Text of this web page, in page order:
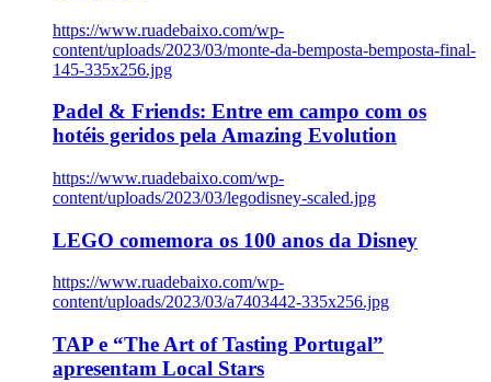
https://www.ruadebaixo.com/wp-
content/uploads/2023/03/monte-da-bemposta-bemposta-final-
145-335x256.jpg
Padel & Friends: Entre em campo com os
hotéis geridos pela Amazing Evolution
https://www.ruadebaixo.com/wp-
content/uploads/2023/03/legodisney-scaled.jpg
LEGO comemora os 100 anos da Disney
https://www.ruadebaixo.com/wp-
content/uploads/2023/03/a7403442-335x256.jpg
TAP e “The Art of Tasting Portugal”
apresentam Local Stars